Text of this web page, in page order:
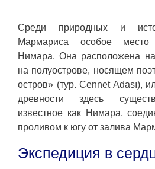
Среди природных и
Мармариса особое
Нимара. Она расположена
на полуострове, носящем
остров» (тур. Cennet Adası),
древности здесь
известное как Нимара,
проливом к югу от залива
Экспедиция в